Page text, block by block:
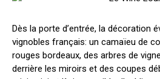
Dès la porte d’entrée, la décoration
vignobles français: un camaïeu de
rouges bordeaux, des arbres de
derrière les miroirs et des coupes